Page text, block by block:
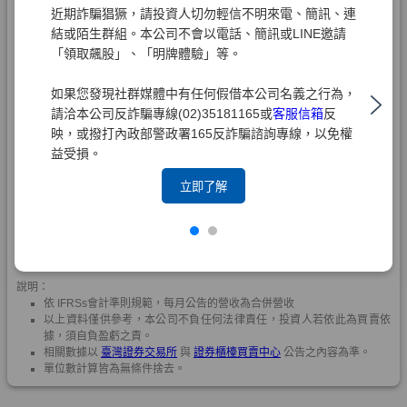
近期詐騙猖獗，請投資人切勿輕信不明來電、簡訊、連
結或陌生群組。本公司不會以電話、簡訊或LINE邀請
「領取飆股」、「明牌體驗」等。
如果您發現社群媒體中有任何假借本公司名義之行為，
請洽本公司反詐騙專線(02)35181165或客服信箱反
映，或撥打內政部警政署165反詐騙諮詢專線，以免權
益受損。
立即了解